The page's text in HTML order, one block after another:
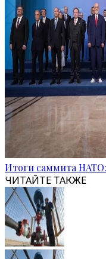
Итоги саммита
ЧИТАЙТЕ ТАКЖЕ